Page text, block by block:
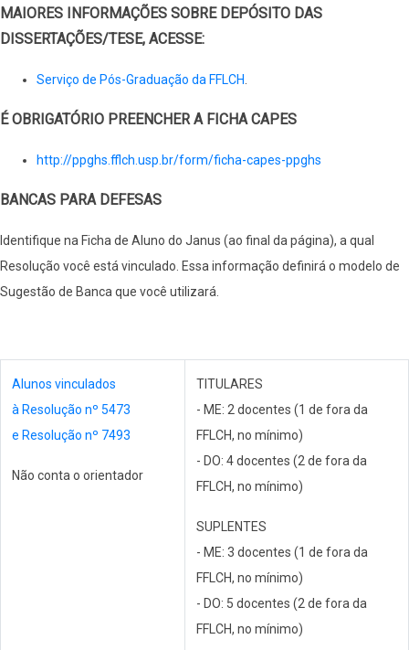
MAIORES INFORMAÇÕES SOBRE DEPÓSITO DAS
DISSERTAÇÕES/TESE, ACESSE:
Serviço de Pós-Graduação da FFLCH
É OBRIGATÓRIO PREENCHER A FICHA CAPES
http://ppghs.fflch.usp.br/form/ficha-capes-ppghs
BANCAS PARA DEFESAS
Identifique na Ficha de Aluno do Janus (ao final da página), a qual
Resolução você está vinculado. Essa informação definirá o modelo de
Sugestão de Banca que você utilizará.
Alunos vinculados
à Resolução nº 5473
e Resolução nº 7493
Não conta o orientador
TITULARES
- ME: 2 docentes (1 de fora da
FFLCH, no mínimo)
- DO: 4 docentes (2 de fora da
FFLCH, no mínimo)
SUPLENTES
- ME: 3 docentes (1 de fora da
FFLCH, no mínimo)
- DO: 5 docentes (2 de fora da
FFLCH, no mínimo)